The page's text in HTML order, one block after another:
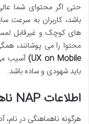
حتی اگر محتوای شما
باشد، کاربران به سرعت
های کوچک و غیرقابل
محتوا را می پوشانند،
UX on Mobile) آسیب می
باید شهودی و ساده باشد.
اطلاعات NAP ناهماهنگ یا ناقص در محتوا